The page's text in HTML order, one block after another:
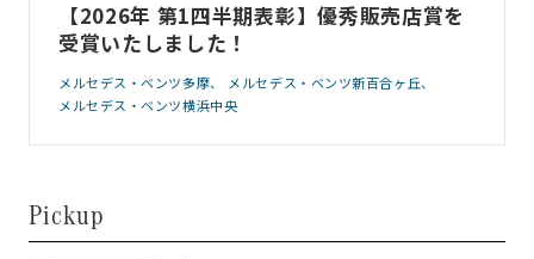
【2026年 第1四半期表彰】優秀販売店賞を
受賞いたしました！
メルセデス・ベンツ多摩
メルセデス・ベンツ新百合ヶ丘
メルセデス・ベンツ横浜中央
Pickup